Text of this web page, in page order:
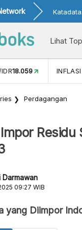
Lihat
18.059
Perdagangan
Darmawan
09:27 WIB
yang Diimpor